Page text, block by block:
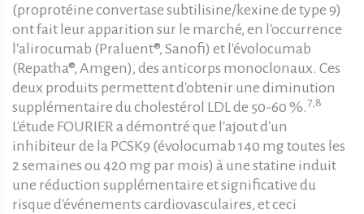
(proprotéine convertase subtilisine/kexine de type 9)
ont fait leur apparition sur le marché, en l'occurrence
l'alirocumab (Praluent®, Sanofi) et l'évolocumab
(Repatha®, Amgen), des anticorps monoclonaux. Ces
deux produits permettent d'obtenir une diminution
supplémentaire du cholestérol LDL de 50-60 %.7,8
L'étude FOURIER a démontré que l'ajout d'un
inhibiteur de la PCSK9 (évolocumab 140 mg toutes les
2 semaines ou 420 mg par mois) à une statine induit
une réduction supplémentaire et significative du
risque d'événements cardiovasculaires, et ceci